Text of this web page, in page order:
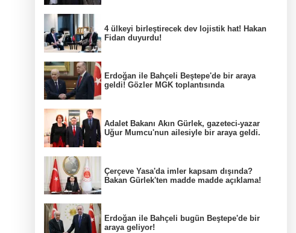
4 ülkeyi birleştirecek dev lojistik hat! Hakan
Fidan duyurdu!
Erdoğan ile Bahçeli Beştepe'de bir araya
geldi! Gözler MGK toplantısında
Adalet Bakanı Akın Gürlek, gazeteci-yazar
Uğur Mumcu'nun ailesiyle bir araya geldi.
Çerçeve Yasa'da imler kapsam dışında?
Bakan Gürlek'ten madde madde açıklama!
Erdoğan ile Bahçeli bugün Beştepe'de bir
araya geliyor!